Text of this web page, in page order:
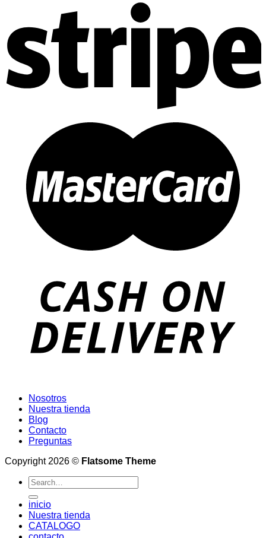
Nosotros
Nuestra tienda
Blog
Contacto
Preguntas
Copyright 2026 © Flatsome Theme
Search
for:
inicio
Nuestra tienda
CATALOGO